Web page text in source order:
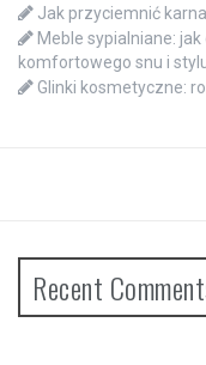
Jak przyciemnić
Meble sypialniane:
komfortowego snu i
Glinki kosmetyczne:
Recent